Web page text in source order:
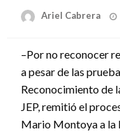
Ariel Cabrera
–Por no reconocer
a pesar de las
Reconocimiento de
JEP, remitió el
Mario Montoya a la